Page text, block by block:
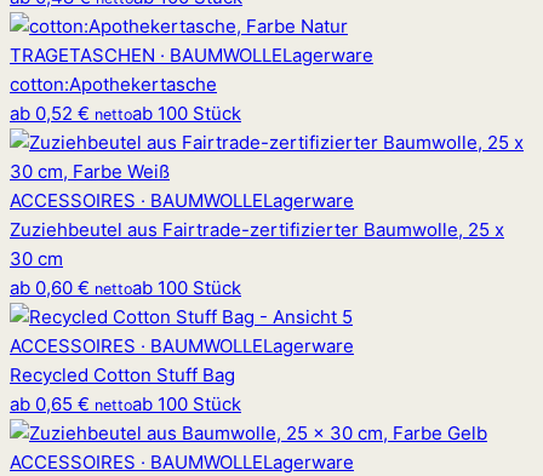
TRAGETASCHEN · BAUMWOLLELagerware
cotton:Apothekertasche
ab 0,52 € nettoab 100 Stück
ACCESSOIRES · BAUMWOLLELagerware
Zuziehbeutel aus Fairtrade-zertifizierter Baumwolle, 25 x
30 cm
ab 0,60 € nettoab 100 Stück
ACCESSOIRES · BAUMWOLLELagerware
Recycled Cotton Stuff Bag
ab 0,65 € nettoab 100 Stück
ACCESSOIRES · BAUMWOLLELagerware